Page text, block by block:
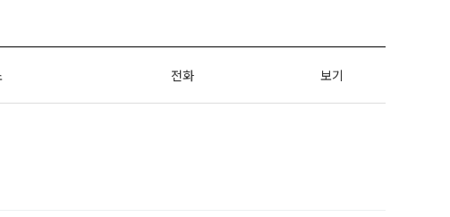
전화 보기